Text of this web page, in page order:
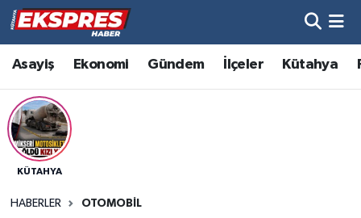
Asayiş Ekonomi Gündem İlçeler Kütahya
KÜTAHYA
HABERLER OTOMOBIL
Altıntaş
Asayiş
Aslanapa
Hava Durumu
Trafik Durumu
Süper Lig Puan Durumu ve Fikstür